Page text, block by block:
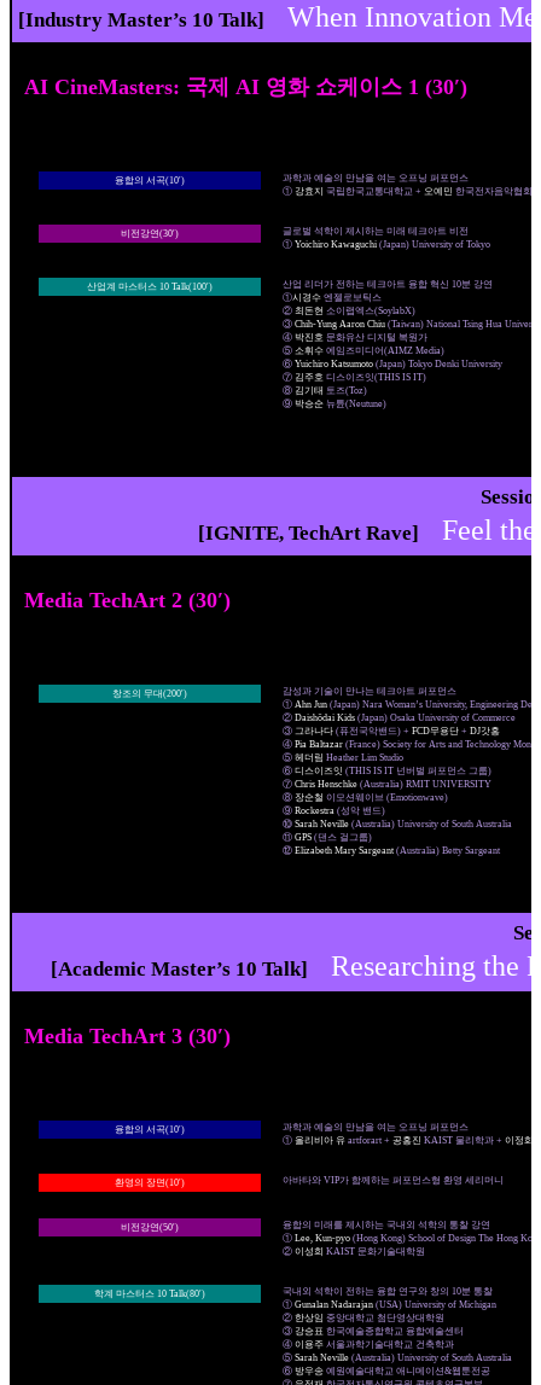
[Industry Master’s 10 Talk]
When Innovation
AI CineMasters: 국제 AI 영화 쇼케이스 1 (30′)
융합의 서곡(10′)
과학과 예술의 만남을 여는 오프닝 퍼포먼스
① 강효지 국립한국교통대학교 + 오예민 한국전자음악협회
비전강연(30′)
글로벌 석학이 제시하는 미래 테크아트 비전
① Yoichiro Kawaguchi (Japan) University of Tokyo
산업계 마스터스 10 Talk(100′)
산업 리더가 전하는 테크아트 융합 혁신 10분 강연
①시경수 엔젤로보틱스
② 최돈현 소이랩엑스(SoylabX)
③ Chih-Yung Aaron Chiu (Taiwan) National Tsing Hua
④ 박진호 문화유산 디지털 복원가
⑤ 소휘수 에임즈미디어(AIMZ Media)
⑥ Yuichiro Katsumoto (Japan) Tokyo Denki University
⑦ 김주호 디스이즈잇(THIS IS IT)
⑧ 김기태 토즈(Toz)
⑨ 박승순 뉴튠(Neutune)
[IGNITE, TechArt Rave]
Feel
Media TechArt 2 (30′)
창조의 무대(200′)
감성과 기술이 만나는 테크아트 퍼포먼스
① Ahn Jun (Japan) Nara Woman’s University, Engineering
② Daishōdai Kids (Japan) Osaka University of Commerce
③ 그라나다 (퓨전국악밴드) + FCD무용단 + DJ갓홍
④ Pia Baltazar (France) Society for Arts and Technology
⑤ 헤더림 Heather Lim Studio
⑥ 디스이즈잇 (THIS IS IT 넌버벌 퍼포먼스 그룹)
⑦ Chris Henschke (Australia) RMIT UNIVERSITY
⑧ 장순철 이모션웨이브 (Emotionwave)
⑨ Rockestra (성악 밴드)
⑩ Sarah Neville (Australia) University of South Australia
⑪ GPS (댄스 걸그룹)
⑫ Elizabeth Mary Sargeant (Australia) Betty Sargeant
[Academic Master’s 10 Talk]
Researching the
Media TechArt 3 (30′)
융합의 서곡(10′)
과학과 예술의 만남을 여는 오프닝 퍼포먼스
① 올리비아 유 artforart + 공홍진 KAIST 물리학과 + 이정화
환영의 장면(10′) 아바타와 VIP가 함께하는 퍼포먼스형 환영 세리머니
비전강연(50′)
융합의 미래를 제시하는 국내외 석학의 통찰 강연
① Lee, Kun-pyo (Hong Kong) School of Design The Hong
② 이성희 KAIST 문화기술대학원
학계 마스터스 10 Talk(80′)
국내외 석학이 전하는 융합 연구와 창의 10분 통찰
① Gunalan Nadarajan (USA) University of Michigan
② 한상임 중앙대학교 첨단영상대학원
③ 강승표 한국예술종합학교 융합예술센터
④ 이용주 서울과학기술대학교 건축학과
⑤ Sarah Neville (Australia) University of South Australia
⑥ 방우송 예원예술대학교 애니메이션&웹툰전공